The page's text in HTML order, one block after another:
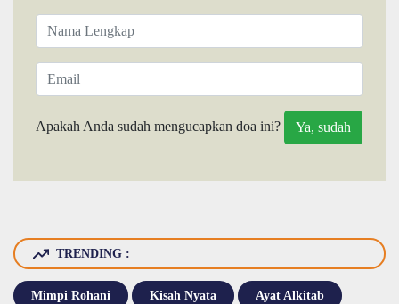
Apakah Anda sudah mengucapkan doa ini?
TRENDING :
Mimpi Rohani Kisah Nyata Ayat Alkitab